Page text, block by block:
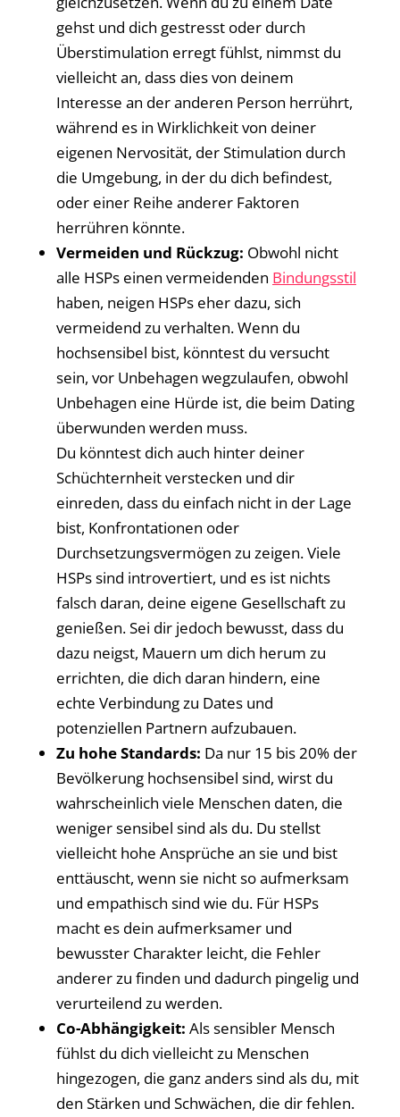
gehst und dich gestresst oder durch
Überstimulation erregt fühlst, nimmst du
vielleicht an, dass dies von deinem
Interesse an der anderen Person herrührt,
während es in Wirklichkeit von deiner
eigenen Nervosität, der Stimulation durch
die Umgebung, in der du dich befindest,
oder einer Reihe anderer Faktoren
herrühren könnte.
Vermeiden und Rückzug: Obwohl nicht
alle HSPs einen vermeidenden Bindungsstil
haben, neigen HSPs eher dazu, sich
vermeidend zu verhalten. Wenn du
hochsensibel bist, könntest du versucht
sein, vor Unbehagen wegzulaufen, obwohl
Unbehagen eine Hürde ist, die beim Dating
überwunden werden muss.
Du könntest dich auch hinter deiner
Schüchternheit verstecken und dir
einreden, dass du einfach nicht in der Lage
bist, Konfrontationen oder
Durchsetzungsvermögen zu zeigen. Viele
HSPs sind introvertiert, und es ist nichts
falsch daran, deine eigene Gesellschaft zu
genießen. Sei dir jedoch bewusst, dass du
dazu neigst, Mauern um dich herum zu
errichten, die dich daran hindern, eine
echte Verbindung zu Dates und
potenziellen Partnern aufzubauen.
Zu hohe Standards: Da nur 15 bis 20% der
Bevölkerung hochsensibel sind, wirst du
wahrscheinlich viele Menschen daten, die
weniger sensibel sind als du. Du stellst
vielleicht hohe Ansprüche an sie und bist
enttäuscht, wenn sie nicht so aufmerksam
und empathisch sind wie du. Für HSPs
macht es dein aufmerksamer und
bewusster Charakter leicht, die Fehler
anderer zu finden und dadurch pingelig und
verurteilend zu werden.
Co-Abhängigkeit: Als sensibler Mensch
fühlst du dich vielleicht zu Menschen
hingezogen, die ganz anders sind als du, mit
den Stärken und Schwächen, die dir fehlen.